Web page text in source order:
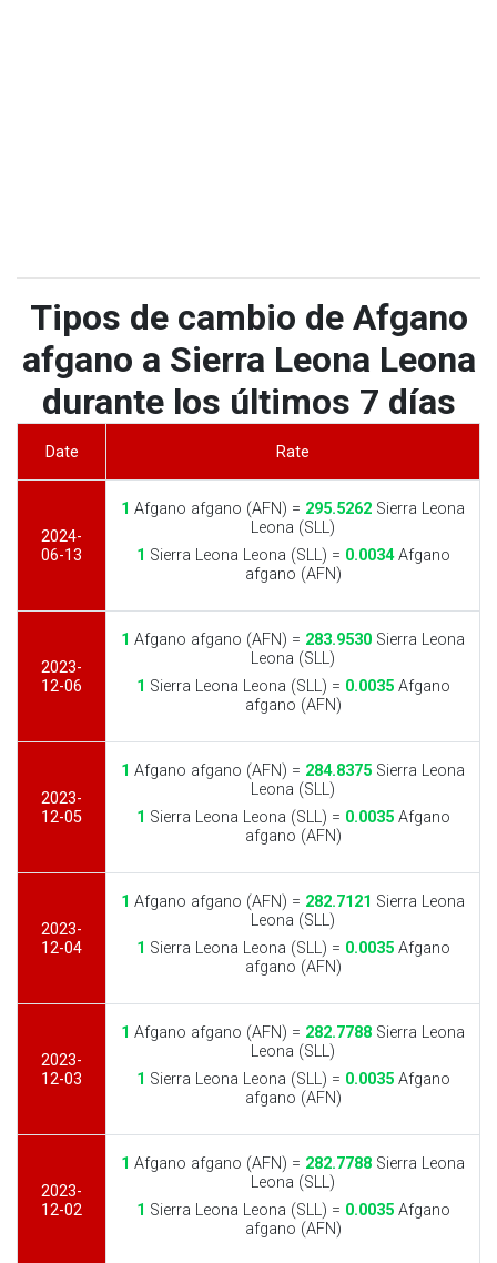
Tipos de cambio de Afgano
afgano a Sierra Leona Leona
durante los últimos 7 días
Date Rate
2024-
06-13
1 Afgano afgano (AFN) = 295.5262 Sierra Leona
Leona (SLL)
1 Sierra Leona Leona (SLL) = 0.0034Afgano
afgano (AFN)
2023-
12-06
1 Afgano afgano (AFN) = 283.9530 Sierra Leona
Leona (SLL)
1 Sierra Leona Leona (SLL) = 0.0035Afgano
afgano (AFN)
2023-
12-05
1 Afgano afgano (AFN) = 284.8375 Sierra Leona
Leona (SLL)
1 Sierra Leona Leona (SLL) = 0.0035Afgano
afgano (AFN)
2023-
12-04
1 Afgano afgano (AFN) = 282.7121 Sierra Leona
Leona (SLL)
1 Sierra Leona Leona (SLL) = 0.0035Afgano
afgano (AFN)
2023-
12-03
1 Afgano afgano (AFN) = 282.7788 Sierra Leona
Leona (SLL)
1 Sierra Leona Leona (SLL) = 0.0035Afgano
afgano (AFN)
2023-
12-02
1 Afgano afgano (AFN) = 282.7788 Sierra Leona
Leona (SLL)
1 Sierra Leona Leona (SLL) = 0.0035Afgano
afgano (AFN)